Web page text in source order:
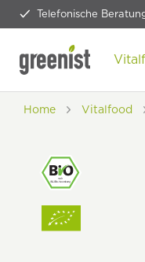
Telefonische
Home Vitalfood